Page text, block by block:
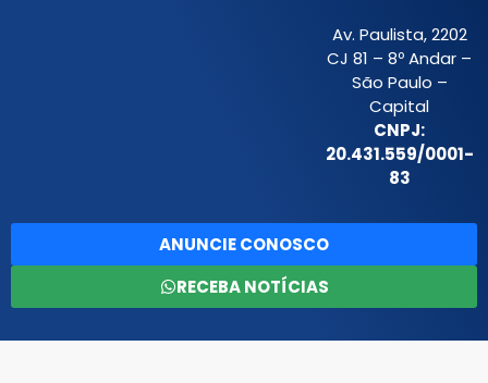
Av. Paulista, 2202
CJ 81 – 8º Andar –
São Paulo –
Capital
CNPJ:
20.431.559/0001-
83
ANUNCIE CONOSCO
RECEBA NOTÍCIAS